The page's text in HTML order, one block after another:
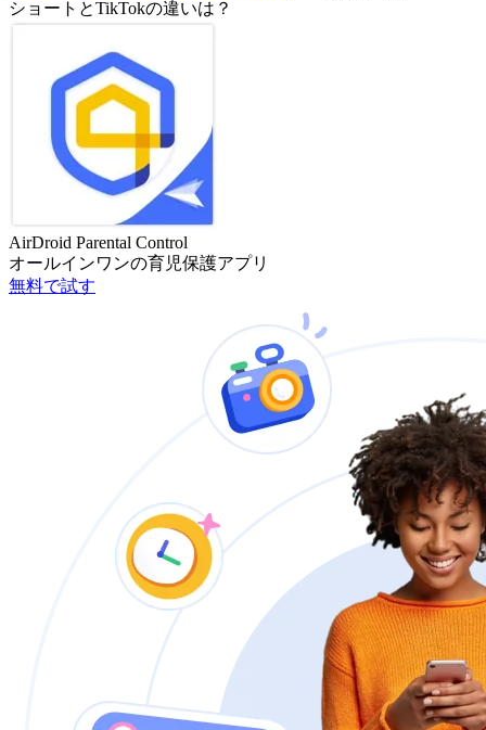
ショートとTikTokの違いは？
AirDroid Parental Control
オールインワンの育児保護アプリ
無料で試す